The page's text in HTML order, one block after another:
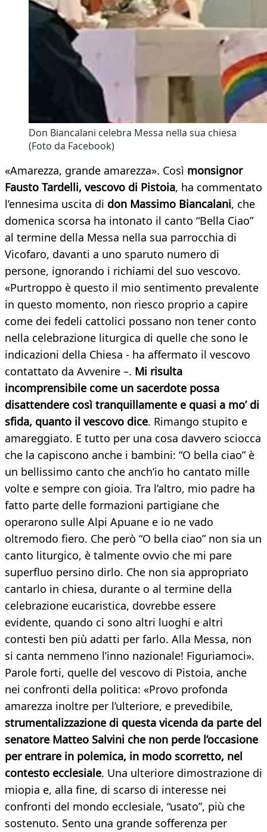
Don Biancalani celebra Messa nella sua chiesa
(Foto da Facebook)
«Amarezza, grande amarezza». Così monsignor
Fausto Tardelli, vescovo di Pistoia, ha commentato
l’ennesima uscita di don Massimo Biancalani, che
domenica scorsa ha intonato il canto “Bella Ciao”
al termine della Messa nella sua parrocchia di
Vicofaro, davanti a uno sparuto numero di
persone, ignorando i richiami del suo vescovo.
«Purtroppo è questo il mio sentimento prevalente
in questo momento, non riesco proprio a capire
come dei fedeli cattolici possano non tener conto
nella celebrazione liturgica di quelle che sono le
indicazioni della Chiesa - ha affermato il vescovo
contattato da Avvenire –. Mi risulta
incomprensibile come un sacerdote possa
disattendere così tranquillamente e quasi a mo’ di
sfida, quanto il vescovo dice. Rimango stupito e
amareggiato. E tutto per una cosa davvero sciocca
che la capiscono anche i bambini: “O bella ciao” è
un bellissimo canto che anch’io ho cantato mille
volte e sempre con gioia. Tra l’altro, mio padre ha
fatto parte delle formazioni partigiane che
operarono sulle Alpi Apuane e io ne vado
oltremodo fiero. Che però “O bella ciao” non sia un
canto liturgico, è talmente ovvio che mi pare
superfluo persino dirlo. Che non sia appropriato
cantarlo in chiesa, durante o al termine della
celebrazione eucaristica, dovrebbe essere
evidente, quando ci sono altri luoghi e altri
contesti ben più adatti per farlo. Alla Messa, non
si canta nemmeno l’inno nazionale! Figuriamoci».
Parole forti, quelle del vescovo di Pistoia, anche
nei confronti della politica: «Provo profonda
amarezza inoltre per l’ulteriore, e prevedibile,
strumentalizzazione di questa vicenda da parte del
senatore Matteo Salvini che non perde l’occasione
per entrare in polemica, in modo scorretto, nel
contesto ecclesiale. Una ulteriore dimostrazione di
miopia e, alla fine, di scarso di interesse nei
confronti del mondo ecclesiale, “usato”, più che
sostenuto. Sento una grande sofferenza per